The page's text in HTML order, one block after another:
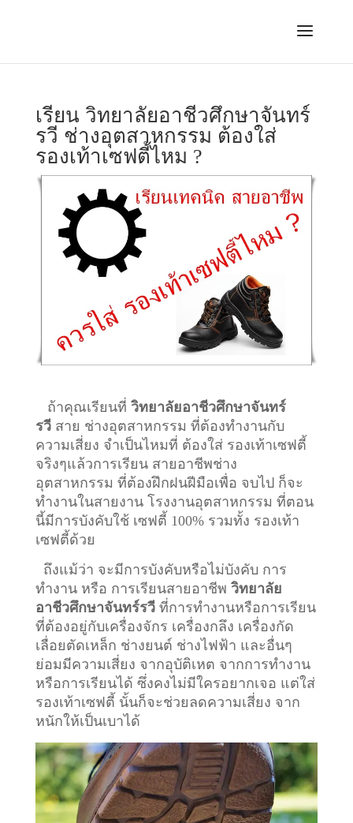
เรียน วิทยาลัยอาชีวศึกษาจันทร์
รวี ช่างอุตสาหกรรม ต้องใส่
รองเท้าเซฟตี้ไหม ?
ถ้าคุณเรียนที่ วิทยาลัยอาชีวศึกษาจันทร์
รวีสาย ช่างอุตสาหกรรม ที่ต้องทำงานกับ
ความเสี่ยง จำเป็นไหมที่ ต้องใส่ รองเท้าเซฟตี้
จริงๆแล้วการเรียน สายอาชีพช่าง
อุตสาหกรรม ที่ต้องฝึกฝนฝีมือเพื่อ จบไป ก็จะ
ทำงานในสายงาน โรงงานอุตสาหกรรม ที่ตอน
นี้มีการบังคับใช้ เซฟตี้ 100% รวมทั้ง รองเท้า
เซฟตี้ด้วย
ถึงแม้ว่า จะมีการบังคับหรือไม่บังคับ การ
ทำงาน หรือ การเรียนสายอาชีพ วิทยาลัย
อาชีวศึกษาจันทร์รวีที่การทำงานหรือการเรียน
ที่ต้องอยู่กับเครื่องจักร เครื่องกลึง เครื่องกัด
เลื่อยตัดเหล็ก ช่างยนต์ ช่างไฟฟ้า และอื่นๆ
ย่อมมีความเสี่ยง จากอุบัติเหต จากการทำงาน
หรือการเรียนได้ ซึ่งคงไม่มีใครอยากเจอ แต่ใส่
รองเท้าเซฟตี้ นั้นก็จะช่วยลดความเสี่ยง จาก
หนักให้เป็นเบาได้